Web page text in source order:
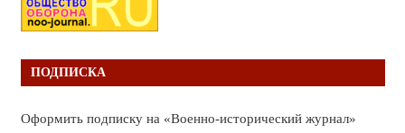
ПОДПИСКА
Оформить подписку на «Военно-исторический журнал»